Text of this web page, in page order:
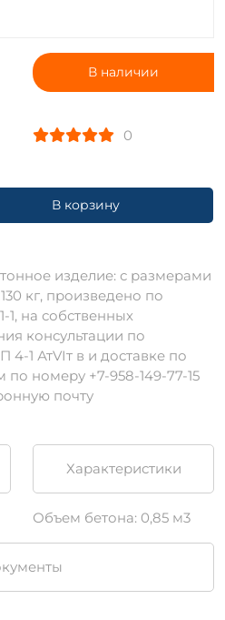
В наличии
0
В корзину
изделие: с размерами
кг, произведено по
1, на собственных
консультации по
4-1 АтVIт в и доставке по
по номеру +7-958-149-77-15
почту
Характеристики
Объем бетона: 0,85 м3